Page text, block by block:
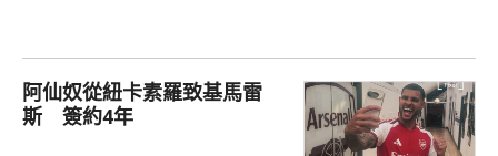
阿仙奴從紐卡素羅致基馬雷
斯 簽約4年